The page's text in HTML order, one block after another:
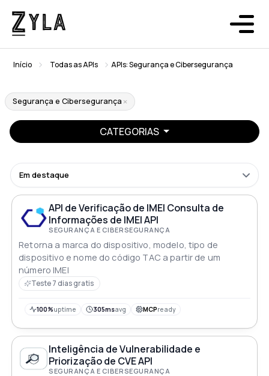
Início Todas as APIs APIs: Segurança e Cibersegurança
Segurança e Cibersegurança
CATEGORIAS
Em destaque
API de Verificação de IMEI Consulta de
Informações de IMEI API
SEGURANÇA E CIBERSEGURANÇA
Retorna a marca do dispositivo, modelo, tipo de
dispositivo e nome do código TAC a partir de um
número IMEI
Teste 7 dias gratis
100%uptime 305msavg MCPready
Inteligência de Vulnerabilidade e
Priorização de CVE API
SEGURANÇA E CIBERSEGURANÇA